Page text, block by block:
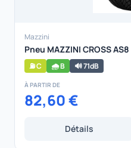
Mazzini
Pneu MAZZINI CROSS
⛽ C 🌧️ B 🔊 71dB
À PARTIR DE
82,60 €
Détails